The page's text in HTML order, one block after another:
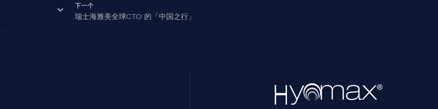
下一个
瑞士海雅美全球CTO 的「中国之行」